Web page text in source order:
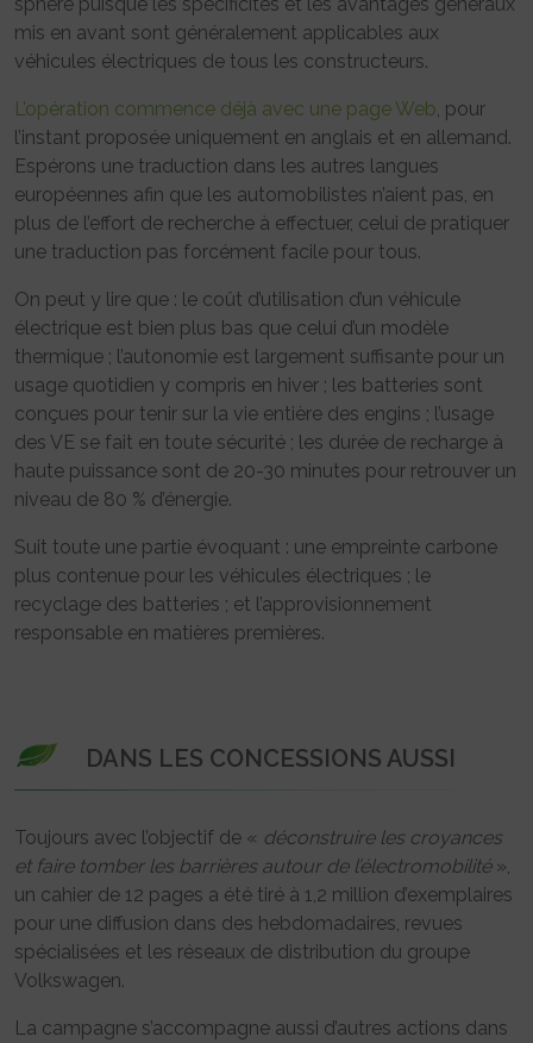
mis en avant sont généralement applicables aux
véhicules électriques de tous les constructeurs.
L’opération commence déjà avec une page Web, pour
l’instant proposée uniquement en anglais et en allemand.
Espérons une traduction dans les autres langues
européennes afin que les automobilistes n’aient pas, en
plus de l’effort de recherche à effectuer, celui de pratiquer
une traduction pas forcément facile pour tous.
On peut y lire que : le coût d’utilisation d’un véhicule
électrique est bien plus bas que celui d’un modèle
thermique ; l’autonomie est largement suffisante pour un
usage quotidien y compris en hiver ; les batteries sont
conçues pour tenir sur la vie entière des engins ; l’usage
des VE se fait en toute sécurité ; les durée de recharge à
haute puissance sont de 20-30 minutes pour retrouver un
niveau de 80 % d’énergie.
Suit toute une partie évoquant : une empreinte carbone
plus contenue pour les véhicules électriques ; le
recyclage des batteries ; et l’approvisionnement
responsable en matières premières.
DANS LES CONCESSIONS AUSSI
Toujours avec l’objectif de « déconstruire les croyances
et faire tomber les barrières autour de l’électromobilité»,
un cahier de 12 pages a été tiré à 1,2 million d’exemplaires
pour une diffusion dans des hebdomadaires, revues
spécialisées et les réseaux de distribution du groupe
Volkswagen.
La campagne s’accompagne aussi d’autres actions dans